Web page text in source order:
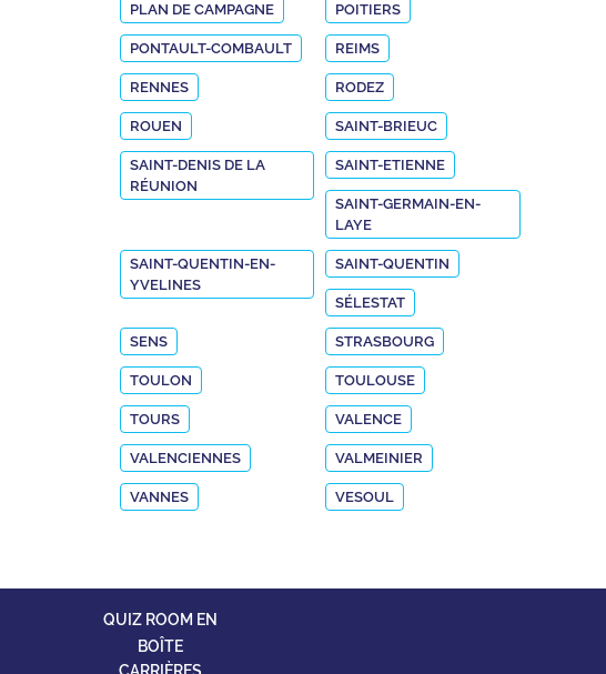
PLAN DE CAMPAGNE POITIERS
PONTAULT-COMBAULT REIMS
RENNES RODEZ
ROUEN SAINT-BRIEUC
SAINT-DENIS DE LA
RÉUNION
SAINT-ETIENNE
SAINT-GERMAIN-EN-
LAYE
SAINT-QUENTIN-EN-
YVELINES
SAINT-QUENTIN
SÉLESTAT
SENS STRASBOURG
TOULON TOULOUSE
TOURS VALENCE
VALENCIENNES VALMEINIER
VANNES VESOUL
QUIZ ROOM EN
BOÎTE